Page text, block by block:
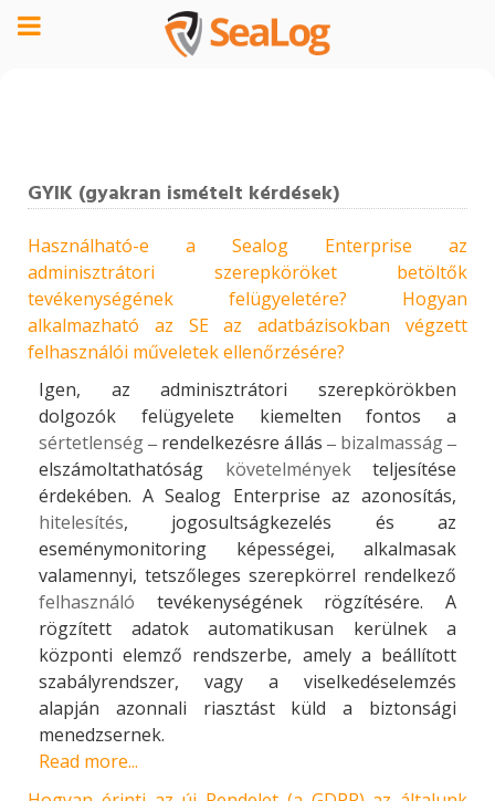
GYIK (gyakran ismételt kérdések)
Használható-e a Sealog Enterprise az
adminisztrátori szerepköröket betöltők
tevékenységének felügyeletére? Hogyan
alkalmazható az SE az adatbázisokban végzett
felhasználói műveletek ellenőrzésére?
Igen, az adminisztrátori szerepkörökben
dolgozók felügyelete kiemelten fontos a
sértetlenség‒ rendelkezésre állás ‒ bizalmasság‒
elszámoltathatóság követelményekteljesítése
érdekében. A Sealog Enterprise az azonosítás,
hitelesítés, jogosultságkezelés és az
eseménymonitoring képességei, alkalmasak
valamennyi, tetszőleges szerepkörrel rendelkező
felhasználó tevékenységének rögzítésére. A
rögzített adatok automatikusan kerülnek a
központi elemző rendszerbe, amely a beállított
szabályrendszer, vagy a viselkedéselemzés
alapján azonnali riasztást küld a biztonsági
menedzsernek.
Read more...